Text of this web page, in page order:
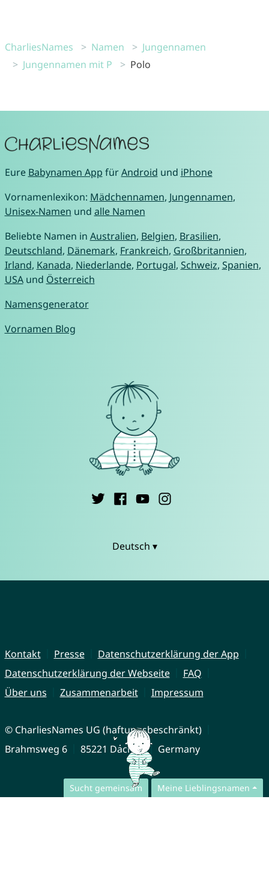
CharliesNames Namen
Jungennamen
Jungennamen mit P
Polo
Sucht gemeinsam Meine Lieblingsnamen
Eure Babynamen App fürAndroid und iPhone
Vornamenlexikon: Mädchennamen, Jungennamen,
Unisex-Namen und alle Namen
Beliebte Namen in Australien, Belgien, Brasilien,
Deutschland, Dänemark, Frankreich, Großbritannien,
Irland, Kanada, Niederlande, Portugal, Schweiz, Spanien,
USAund Österreich
Namensgenerator
Vornamen Blog
Deutsch ▾
Kontakt Presse
Datenschutzerklärung der App
Datenschutzerklärung der Webseite
FAQ
Über uns
Zusammenarbeit Impressum
© CharliesNames UG (haftungsbeschränkt)
Brahmsweg 6
85221 Dachau Germany